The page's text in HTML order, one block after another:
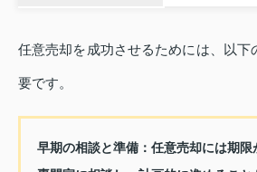
任意売却を成功させるためには、以下
要です。
早期の相談と準備： 任意売却には期限